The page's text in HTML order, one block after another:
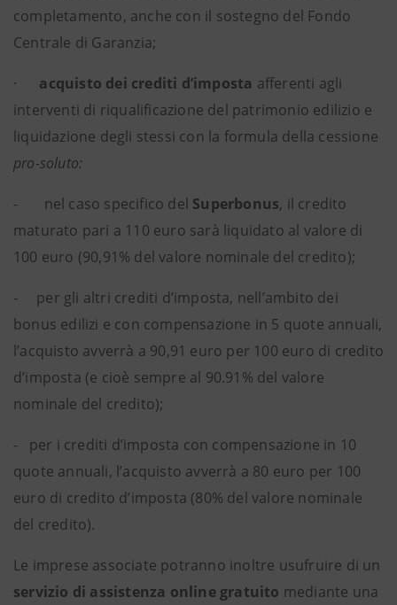
completamento, anche con il sostegno del Fondo
Centrale di Garanzia;
· acquisto dei crediti d’imposta afferenti agli
interventi di riqualificazione del patrimonio edilizio e
liquidazione degli stessi con la formula della cessione
pro-soluto:
- nel caso specifico del Superbonus, il credito
maturato pari a 110 euro sarà liquidato al valore di
100 euro (90,91% del valore nominale del credito);
- per gli altri crediti d’imposta, nell’ambito dei
bonus edilizi e con compensazione in 5 quote annuali,
l’acquisto avverrà a 90,91 euro per 100 euro di credito
d’imposta (e cioè sempre al 90.91% del valore
nominale del credito);
- per i crediti d’imposta con compensazione in 10
quote annuali, l’acquisto avverrà a 80 euro per 100
euro di credito d’imposta (80% del valore nominale
del credito).
Le imprese associate potranno inoltre usufruire di un
servizio di assistenza online gratuito mediante una